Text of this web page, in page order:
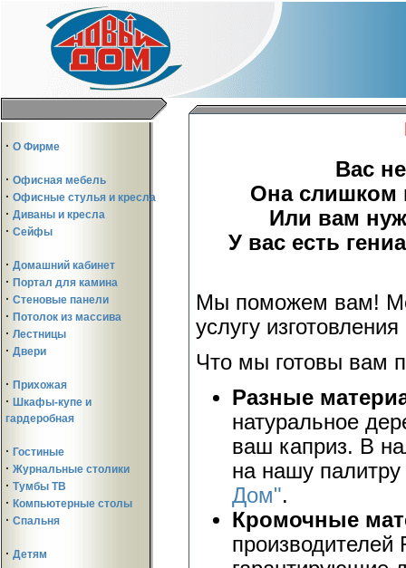
· О Фирме
· Офисная мебель
· Офисные стулья и кресла
· Диваны и кресла
· Сейфы
· Домашний кабинет
· Портал для камина
· Стеновые панели
· Потолок из массива
· Лестницы
· Двери
· Прихожая
· Шкафы-купе и
гардеробная
· Гостиные
· Журнальные столики
· Тумбы ТВ
· Компьютерные столы
· Спальня
· Детям
Вас
Она слишком
Или вам
У вас есть
Мы поможем вам!
услугу
Что мы готовы вам
Разные
натуральное
ваш каприз. В
на нашу
Дом".
Кромочные